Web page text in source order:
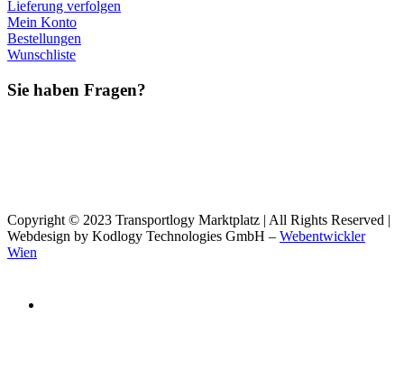
Lieferung verfolgen
Mein Konto
Bestellungen
Wunschliste
Sie haben Fragen?
Copyright © 2023 Transportlogy Marktplatz | All Rights Reserved |
Webdesign by Kodlogy Technologies GmbH – Webentwickler
Wien